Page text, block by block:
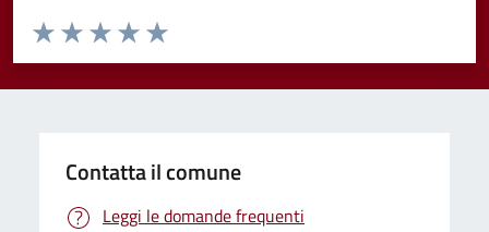
Valuta da 1 a 5 stelle la pagina
Valuta 5 stelle su 5
Valuta 4 stelle su 5
Valuta 3 stelle su 5
Valuta 2 stelle su 5
Valuta 1 stelle su 5
Contatta il comune
Leggi le domande frequenti